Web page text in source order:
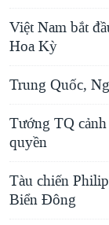
Việt Nam bắt
Hoa Kỳ
Trung Quốc,
Tướng TQ
quyền
Tàu chiến
Biển Đông